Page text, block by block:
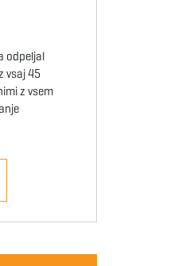
odpeljal
vsaj 45
z vsem